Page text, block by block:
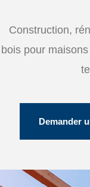
Construction,
bois pour
Demander